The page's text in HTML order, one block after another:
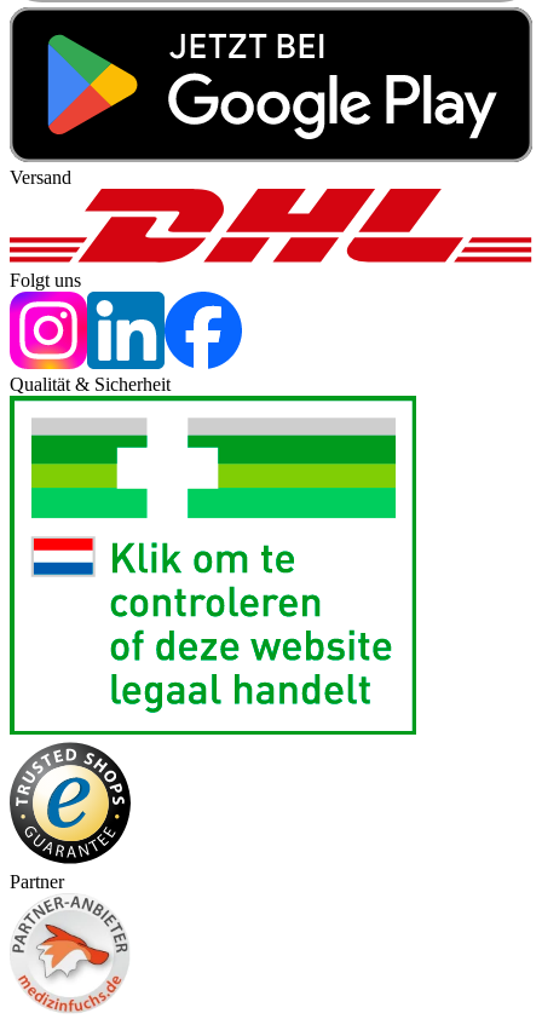
Versand
Folgt uns
Qualität & Sicherheit
Partner